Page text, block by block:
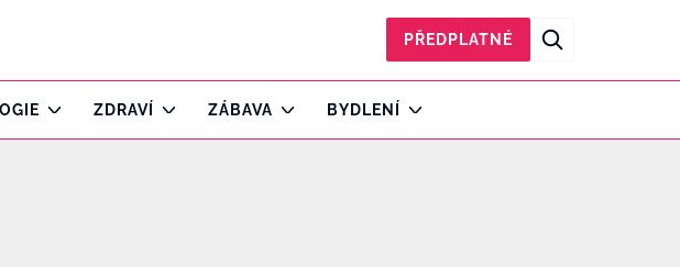
PŘEDPLATNÉ
ZDRAVÍ ZÁBAVA BYDLENÍ